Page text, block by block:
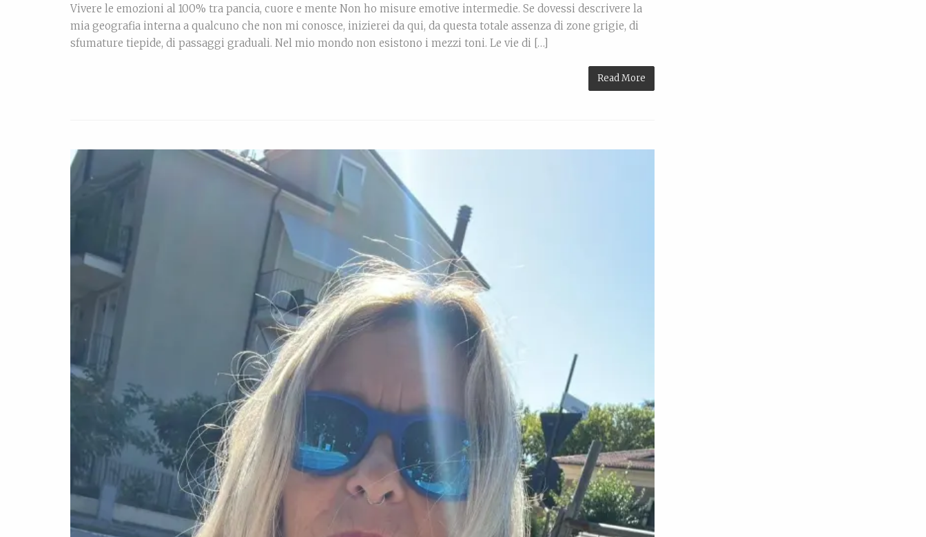
Vivere le emozioni al 100% tra pancia, cuore e mente Non ho misure emotive intermedie. Se dovessi descrivere la
mia geografia interna a qualcuno che non mi conosce, inizierei da qui, da questa totale assenza di zone grigie, di
sfumature tiepide, di passaggi graduali. Nel mio mondo non esistono i mezzi toni. Le vie di […]
Read More